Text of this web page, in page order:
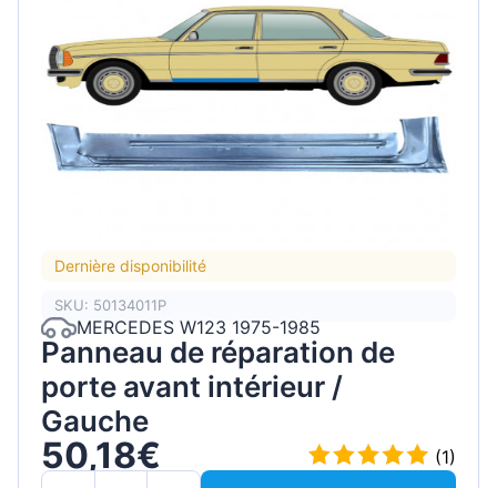
Dernière disponibilité
SKU: 50134011P
MERCEDES W123 1975-1985
Panneau de réparation de
porte avant intérieur /
Gauche
50,18€
(1)